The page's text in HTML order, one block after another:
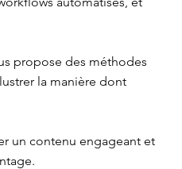
propose des méthodes
la manière dont
un contenu engageant et